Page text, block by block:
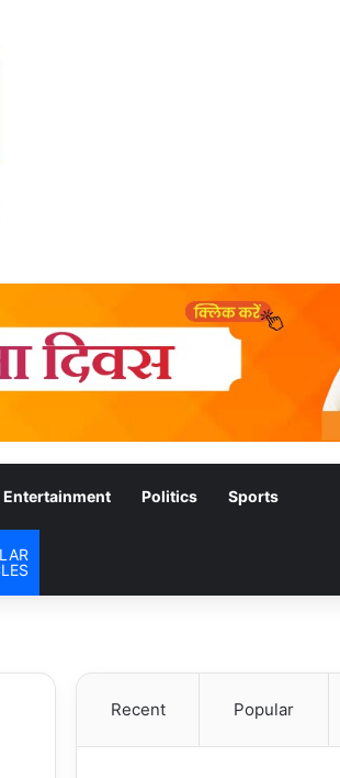
Entertainment Politics Sports
Recent Popular